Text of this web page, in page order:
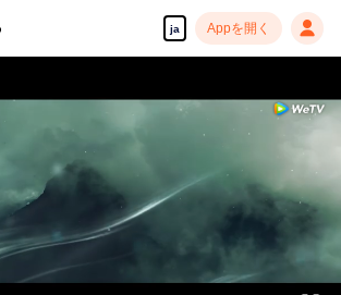
ja Appを開く
高解像度の映像•スピーディな再生へ